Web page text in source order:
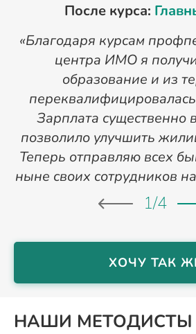
После курса:
«Благодаря курсам
центра ИМО я
образование и из
Зарплата существенно
позволило улучшить
Теперь отправляю всех
ныне своих сотрудников
1/4
ХОЧУ ТАК
НАШИ МЕТОДИСТЫ